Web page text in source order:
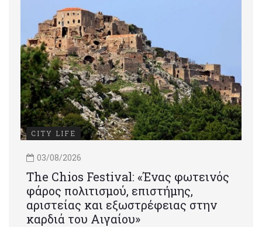
CITY LIFE
03/08/2026
Τhe Chios Festival: «Ένας φωτεινός
φάρος πολιτισμού, επιστήμης,
αριστείας και εξωστρέφειας στην
καρδιά του Αιγαίου»